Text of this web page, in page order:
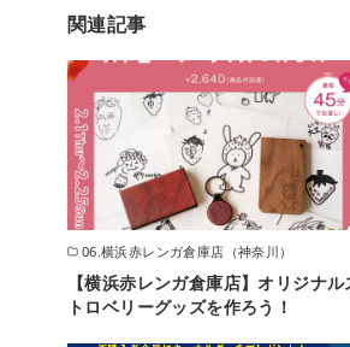
関連記事
06.横浜赤レンガ倉庫店（神奈川）
【横浜赤レンガ倉庫店】オリジナル
トロベリーグッズを作ろう！